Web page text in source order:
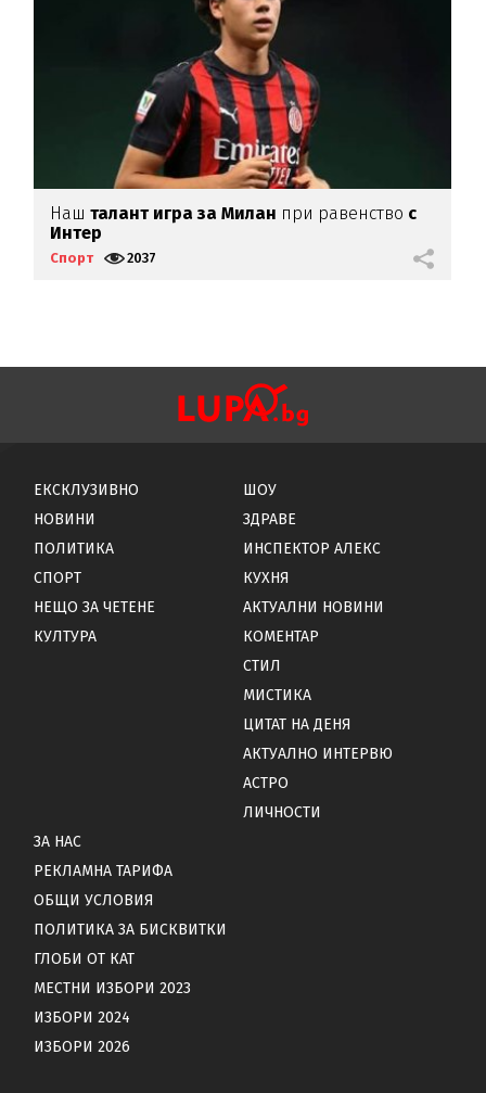
Нашталант игра за Милан при равенство с
Интер
Спорт 2037
ЕКСКЛУЗИВНО
НОВИНИ
ПОЛИТИКА
СПОРТ
НЕЩО ЗА ЧЕТЕНЕ
КУЛТУРА
ШОУ
ЗДРАВЕ
ИНСПЕКТОР АЛЕКС
КУХНЯ
АКТУАЛНИ НОВИНИ
КОМЕНТАР
СТИЛ
МИСТИКА
ЦИТАТ НА ДЕНЯ
АКТУАЛНО ИНТЕРВЮ
АСТРО
ЛИЧНОСТИ
ЗА НАС
РЕКЛАМНА ТАРИФА
ОБЩИ УСЛОВИЯ
ПОЛИТИКА ЗА БИСКВИТКИ
ГЛОБИ ОТ КАТ
МЕСТНИ ИЗБОРИ 2023
ИЗБОРИ 2024
ИЗБОРИ 2026